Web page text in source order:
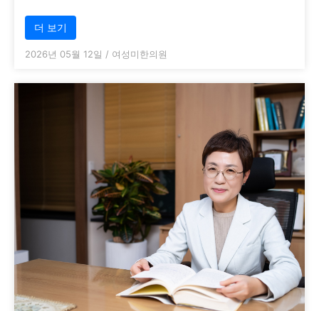
더 보기
2026년 05월 12일 / 여성미한의원